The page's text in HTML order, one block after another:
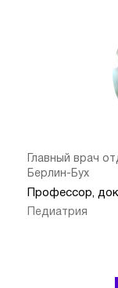
Главный врач
Берлин-Бух
Профессор,
Педиатрия